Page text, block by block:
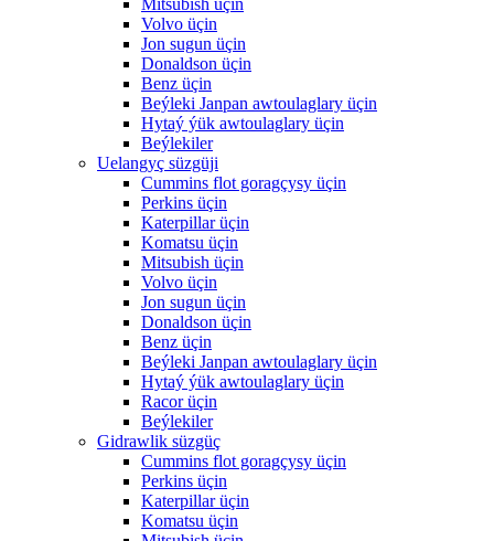
Mitsubish üçin
Volvo üçin
Jon sugun üçin
Donaldson üçin
Benz üçin
Beýleki Janpan awtoulaglary üçin
Hytaý ýük awtoulaglary üçin
Beýlekiler
Uelangyç süzgüji
Cummins flot goragçysy üçin
Perkins üçin
Katerpillar üçin
Komatsu üçin
Mitsubish üçin
Volvo üçin
Jon sugun üçin
Donaldson üçin
Benz üçin
Beýleki Janpan awtoulaglary üçin
Hytaý ýük awtoulaglary üçin
Racor üçin
Beýlekiler
Gidrawlik süzgüç
Cummins flot goragçysy üçin
Perkins üçin
Katerpillar üçin
Komatsu üçin